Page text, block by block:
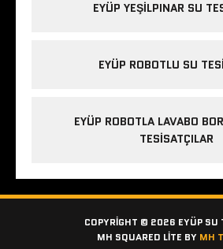
EYÜP YEŞILPINAR SU
EYÜP ROBOTLU SU
EYÜP ROBOTLA LAVABO
TESISATÇILAR
COPYRIGHT © 2026 EYÜP SU
MH SQUARED LITE BY MH